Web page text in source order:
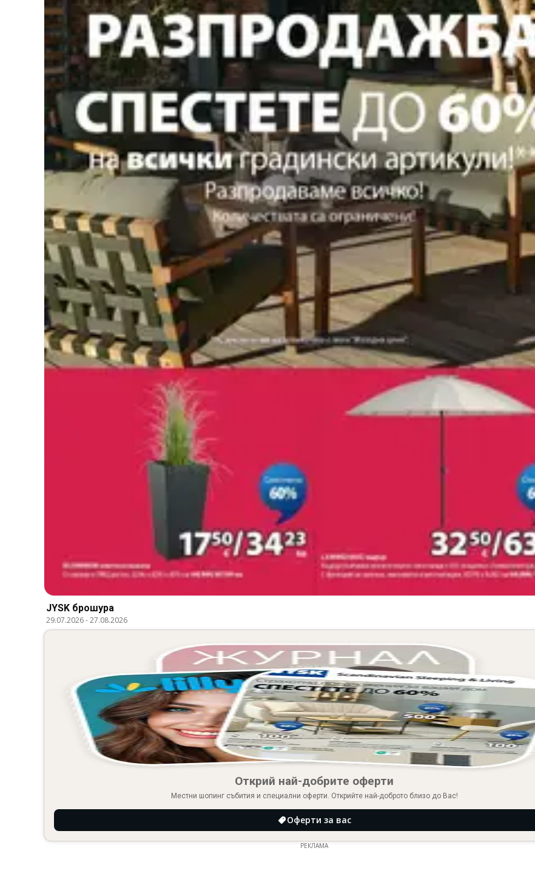
JYSK брошура
29.07.2026-27.08.2026
Открий най-добрите оферти
Местни шопинг събития и специални оферти. Открийте най-доброто близо до Вас!
Оферти за вас
РЕКЛАМА